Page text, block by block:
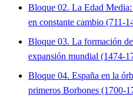
Bloque 02. La Edad
en constante cambio (711-
Bloque 03. La formación
expansión mundial (1474-
Bloque 04. España en la
primeros Borbones (1700-